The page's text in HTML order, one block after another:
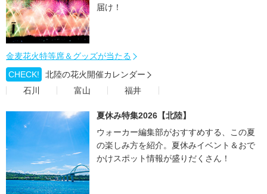
届け！
金麦花火特等席＆グッズが当たる
CHECK!
北陸の花火開催カレンダー
石川
富山 福井
夏休み特集2026【北陸】
ウォーカー編集部がおすすめする、この夏
の楽しみ方を紹介。夏休みイベント＆おで
かけスポット情報が盛りだくさん！